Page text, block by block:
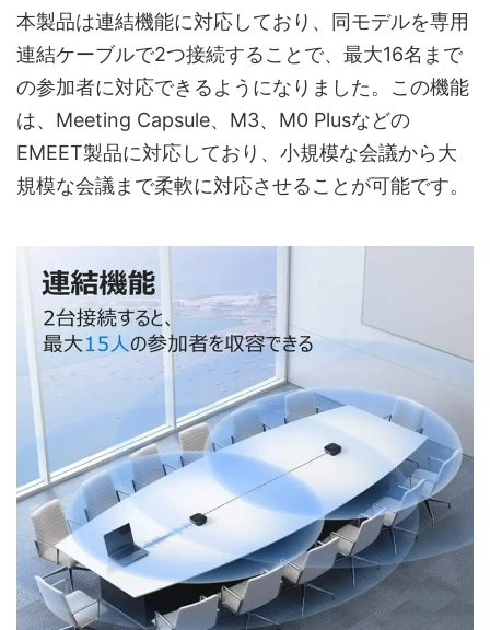
本製品は連結機能に対応しており、同モデルを専用
連結ケーブルで2つ接続することで、最大16名まで
の参加者に対応できるようになりました。この機能
は、Meeting Capsule、M3、M0 Plusなどの
EMEET製品に対応しており、小規模な会議から大
規模な会議まで柔軟に対応させることが可能です。